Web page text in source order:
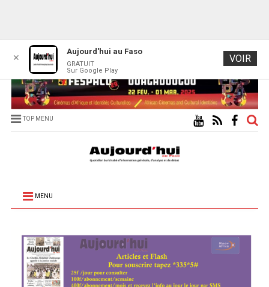
TOP MENU
MENU
✕
Aujourd'hui au Faso
GRATUIT
Sur Google Play
VOIR